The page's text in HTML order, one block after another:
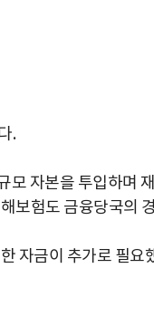
.
모 자본을 투입하며
보험도 금융당국의
자금이 추가로 필